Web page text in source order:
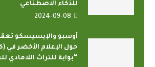
للذكاء الاصطناعي
2024-09-08
أوسبو والإيسيسكو
“بوابة للتراث اللامادي